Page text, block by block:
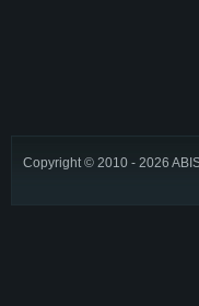
Copyright © 2010 - 2026